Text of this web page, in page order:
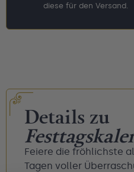
diese für den Versand.
Details zu
Feiere die fröhlichste
Tagen voller